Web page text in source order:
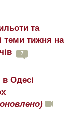
та
теми тижня на
7
Одесі